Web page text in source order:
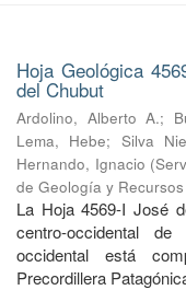
Hoja Geológica
del Chubut
Ardolino, Alberto A.;
Lema, Hebe; Silva
Hernando, Ignacio (
de Geología y
La Hoja 4569-I José
centro-occidental
occidental está
Precordillera